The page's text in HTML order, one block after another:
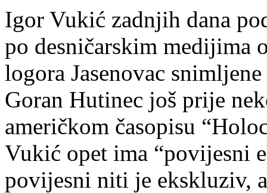
Igor Vukić zadnjih dana
po desničarskim medijima
logora Jasenovac
Goran Hutinec još prije
američkom časopisu
Vukić opet ima “povijesni
povijesni niti je ekskluziv,